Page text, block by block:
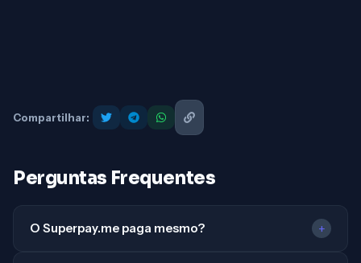
Compartilhar:
Perguntas Frequentes
O Superpay.me paga mesmo? +